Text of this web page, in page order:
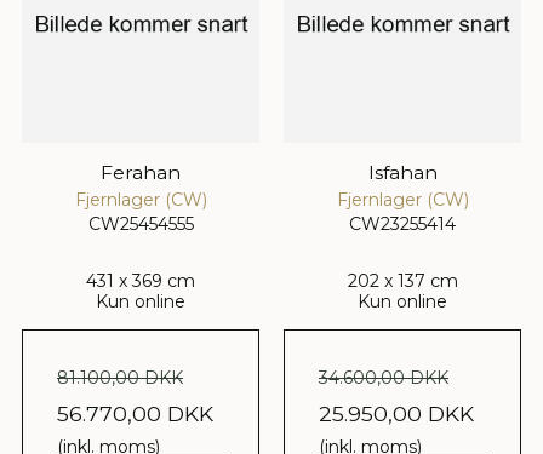
Ferahan
Fjernlager (CW)
CW25454555
431 x 369 cm
Kun online
81.100,00 DKK
56.770,00 DKK
(inkl. moms)
Isfahan
Fjernlager (CW)
CW23255414
202 x 137 cm
Kun online
34.600,00 DKK
25.950,00 DKK
(inkl. moms)